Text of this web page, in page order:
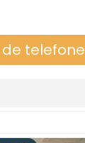
telefone